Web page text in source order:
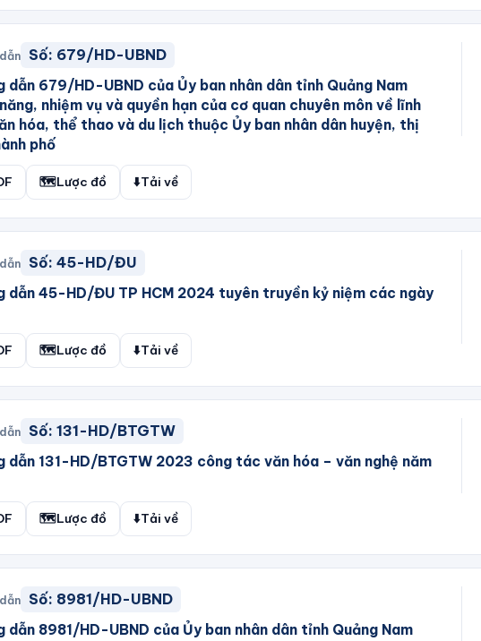
Số: 679/HD-UBND
dẫn 679/HD-UBND của Ủy ban nhân dân tỉnh Quảng Nam
nhiệm vụ và quyền hạn của cơ quan chuyên môn về lĩnh
hóa, thể thao và du lịch thuộc Ủy ban nhân dân huyện, thị
phố
🗺️Lược đồ ⬇️Tải về
Số: 45-HD/ĐU
dẫn 45-HD/ĐU TP HCM 2024 tuyên truyền kỷ niệm các ngày
🗺️Lược đồ ⬇️Tải về
Số: 131-HD/BTGTW
dẫn 131-HD/BTGTW 2023 công tác văn hóa – văn nghệ năm
🗺️Lược đồ ⬇️Tải về
Số: 8981/HD-UBND
dẫn 8981/HD-UBND của Ủy ban nhân dân tỉnh Quảng Nam